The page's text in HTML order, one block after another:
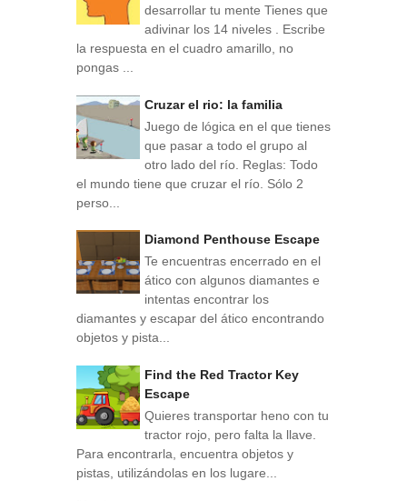
desarrollar tu mente Tienes que
adivinar los 14 niveles . Escribe
la respuesta en el cuadro amarillo, no
pongas ...
Cruzar el rio: la familia
Juego de lógica en el que tienes
que pasar a todo el grupo al
otro lado del río. Reglas: Todo
el mundo tiene que cruzar el río. Sólo 2
perso...
Diamond Penthouse Escape
Te encuentras encerrado en el
ático con algunos diamantes e
intentas encontrar los
diamantes y escapar del ático encontrando
objetos y pista...
Find the Red Tractor Key
Escape
Quieres transportar heno con tu
tractor rojo, pero falta la llave.
Para encontrarla, encuentra objetos y
pistas, utilizándolas en los lugare...